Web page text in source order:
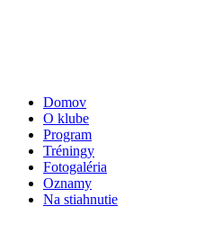
Domov
O klube
Program
Tréningy
Fotogaléria
Oznamy
Na stiahnutie